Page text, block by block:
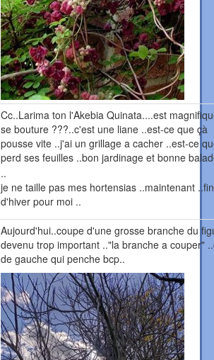
Cc..Larima ton l'Akebia Quinata....est
se bouture ???..c'est une liane ..est-ce que çà
pousse vite ..j'ai un grillage a cacher ..est-ce
perd ses feuilles ..bon jardinage et bonne
..
je ne taille pas mes hortensias ..maintenant ..fin
d'hiver pour moi ..
Aujourd'hui..coupe d'une grosse branche du
devenu trop important .."la branche a couper"
de gauche qui penche bcp..